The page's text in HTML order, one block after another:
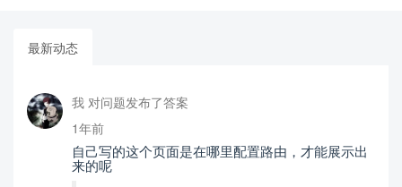
最新动态
我 对问题发布了答案
1年前
自己写的这个页面是在哪里配置路由，才能展示出
来的呢